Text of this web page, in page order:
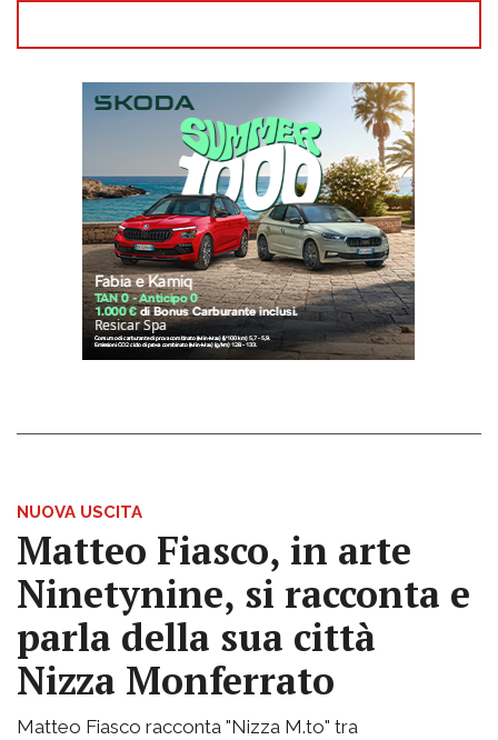
NUOVA USCITA
Matteo Fiasco, in arte
Ninetynine, si racconta e
parla della sua città
Nizza Monferrato
Matteo Fiasco racconta "Nizza M.to" tra